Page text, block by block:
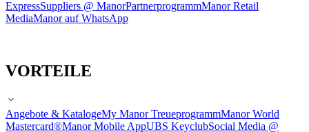
ExpressSuppliers @ ManorPartnerprogrammManor Retail
MediaManor auf WhatsApp
VORTEILE
Angebote & KatalogeMy Manor TreueprogrammManor World
Mastercard®Manor Mobile AppUBS KeyclubSocial Media @